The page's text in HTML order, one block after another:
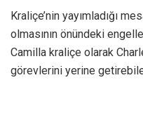
Kraliçe’nin yayımladığı
olmasının önündeki
Camilla kraliçe olarak
görevlerini yerine